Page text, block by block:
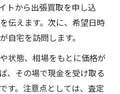
トから出張買取を申し込
伝えます。次に、希望日時
自宅を訪問します。
状態、相場をもとに価格が
、その場で現金を受け取る
す。注意点としては、査定